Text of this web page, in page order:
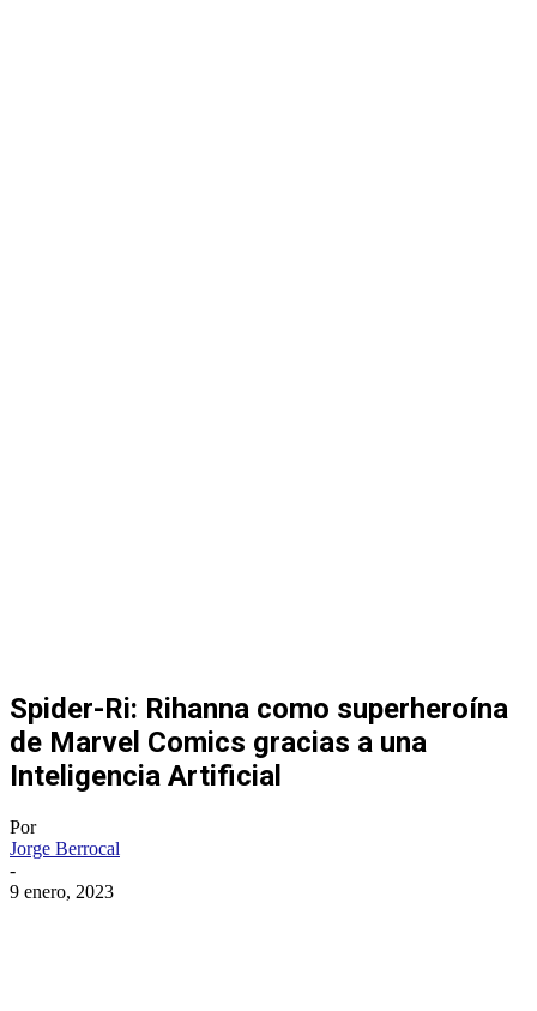
Spider-Ri: Rihanna como superheroína
de Marvel Comics gracias a una
Inteligencia Artificial
Por
Jorge Berrocal
-
9 enero, 2023